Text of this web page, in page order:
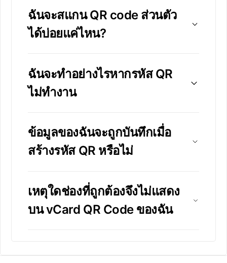
ฉันจะสแกน QR code ส่วนตัว
ได้บ่อยแค่ไหน?
ฉันจะทำอย่างไรหากรหัส QR
ไม่ทำงาน
ข้อมูลของฉันจะถูกบันทึกเมื่อ
สร้างรหัส QR หรือไม่
เหตุใดช่องที่ถูกต้องจึงไม่แสดง
บน vCard QR Code ของฉัน